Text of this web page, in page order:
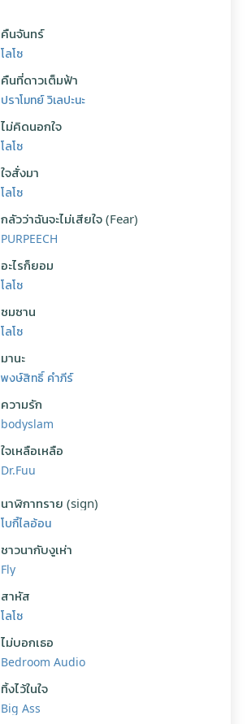
คืนจันทร์
โลโซ
คืนที่ดาวเต็มฟ้า
ปราโมทย์ วิเลปะนะ
ไม่คิดนอกใจ
โลโซ
ใจสั่งมา
โลโซ
กลัวว่าฉันจะไม่เสียใจ (Fear)
PURPEECH
อะไรก็ยอม
โลโซ
ซมซาน
โลโซ
มานะ
พงษ์สิทธิ์ คำภีร์
ความรัก
bodyslam
ใจเหลือเหลือ
Dr.Fuu
นาฬิกาทราย (sign)
โบกี้ไลอ้อน
ชาวนากับงูเห่า
Fly
สาหัส
โลโซ
ไม่บอกเธอ
Bedroom Audio
ทิ้งไว้ในใจ
Big Ass